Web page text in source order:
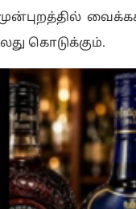
கொடுக்கும்.